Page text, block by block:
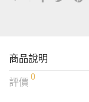
商品說明
評價
0